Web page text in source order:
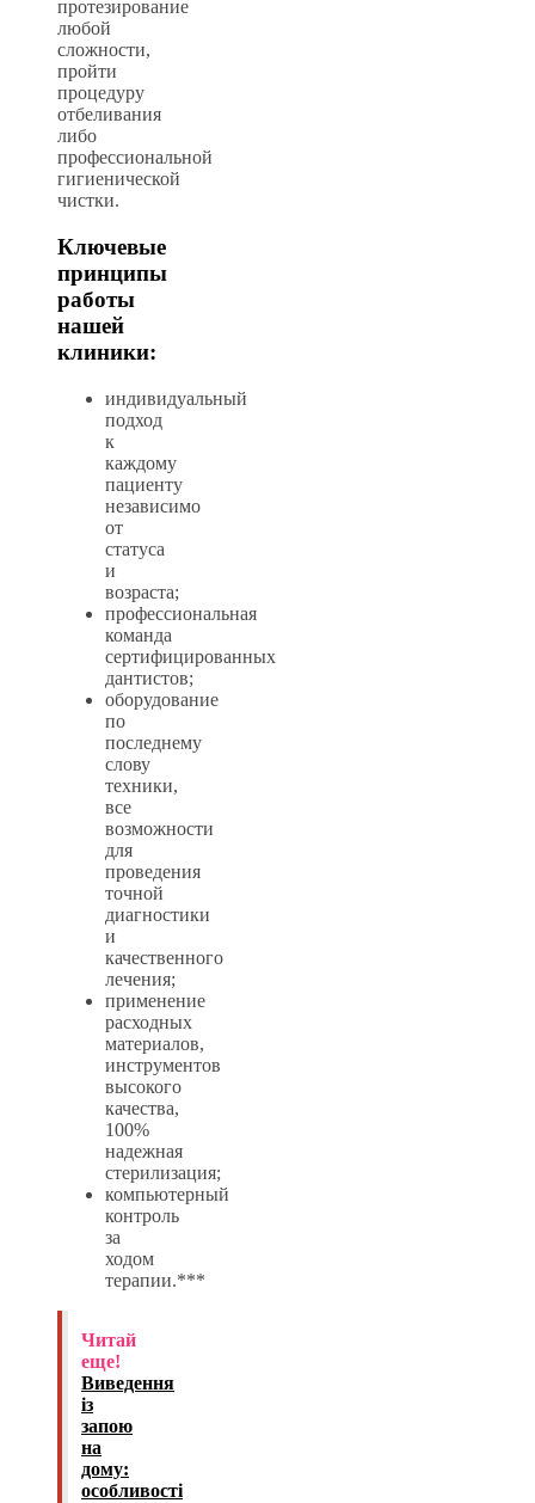
протезирование
любой
сложности,
пройти
процедуру
отбеливания
либо
профессиональной
гигиенической
чистки.
Ключевые
принципы
работы
нашей
клиники:
индивидуальный
подход
к
каждому
пациенту
независимо
от
статуса
и
возраста;
профессиональная
команда
сертифицированных
дантистов;
оборудование
по
последнему
слову
техники,
все
возможности
для
проведения
точной
диагностики
и
качественного
лечения;
применение
расходных
материалов,
инструментов
высокого
качества,
100%
надежная
стерилизация;
компьютерный
контроль
за
ходом
терапии.***
Читай
еще!
Виведення
із
запою
на
дому:
особливості